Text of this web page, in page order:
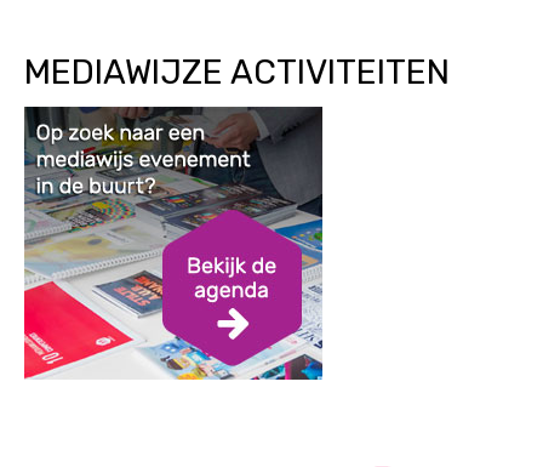
MEDIAWIJZE ACTIVITEITEN